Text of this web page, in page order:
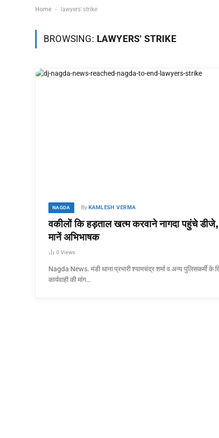
Home - lawyers' strike
BROWSING: LAWYERS' STRIKE
NAGDA By KAMLESH VERMA
वकीलों कि हड़ताल खत्म करवाने नागदा पहुंचे
मानें अभिभाषक
0 Views
Nagda News. मंडी थाना प्रभारी श्यामचंद्र शर्मा व अन्य पुलिसकर्मी के
कार्यवाही की मांग…
नदी नाव संजोग का
दर्शन
Shilpi Raj MMS
और करियर का नया मोड़